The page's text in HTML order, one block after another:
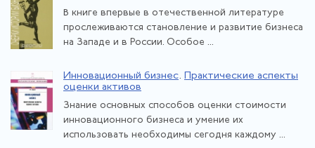
В книге впервые в отечественной литературе
прослеживаются становление и развитие бизнеса
на Западе и в России. Особое ...
Инновационный бизнес. Практические аспекты
оценки активов
Знание основных способов оценки стоимости
инновационного бизнеса и умение их
использовать необходимы сегодня каждому ...